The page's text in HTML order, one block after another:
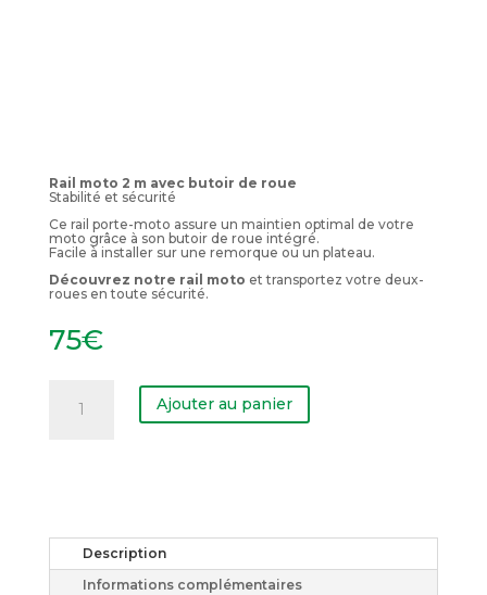
Rail moto 2 m avec butoir de roue
Stabilité et sécurité
Ce rail porte-moto assure un maintien optimal de votre
moto grâce à son butoir de roue intégré.
Facile à installer sur une remorque ou un plateau.
Découvrez notre rail moto et transportez votre deux-
roues en toute sécurité.
75€
Ajouter au panier
Description
Informations complémentaires